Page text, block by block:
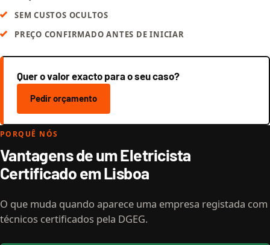
SEM CUSTOS OCULTOS
PREÇO CONFIRMADO ANTES DE INICIAR
Quer o valor exacto para o seu caso?
Pedir orçamento
PORQUÊ NÓS
Vantagens de um Eletricista
Certificado em Lisboa
O que muda quando aparece uma empresa registada com
técnicos certificados pela DGEG.